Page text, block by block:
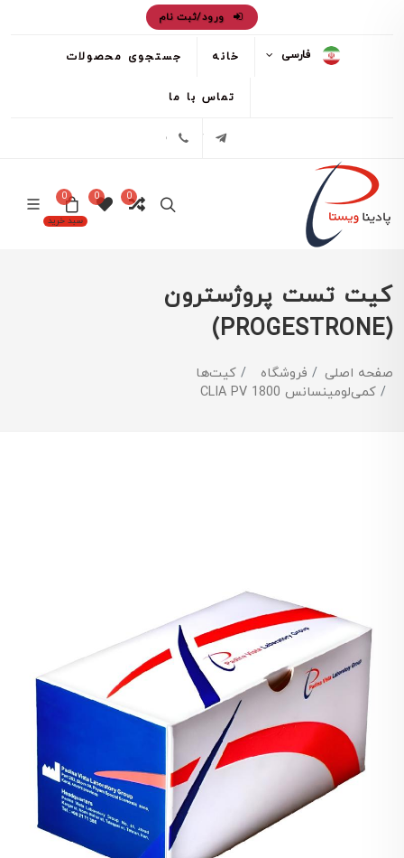
ورود/ثبت نام
فارسی خانه جستجوی محصولات
تماس با ما
تلگرام
0
0
سبد خرید
0
کیت تست پروژسترون
(PROGESTRONE)
صفحه اصلی فروشگاه
کیت‌ها
کمی‌لومینسانس CLIA PV 1800